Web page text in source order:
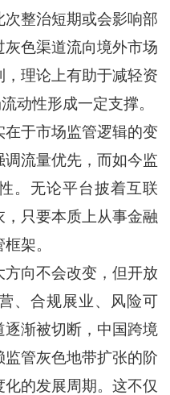
整治短期或会影响部
色渠道流向境外市场
理论上有助于减轻资
动性形成一定支撑。
于市场监管逻辑的变
流量优先，而如今监
。无论平台披着互联
只要本质上从事金融
架。
向不会改变，但开放
、合规展业、风险可
渐被切断，中国跨境
管灰色地带扩张的阶
的发展周期。这不仅